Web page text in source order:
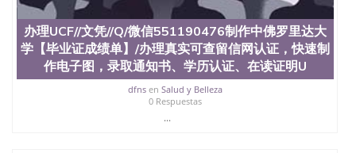
State University）圣何塞州立大学学历（San Jose
State University）圣 塞州立大学学历（San Jose
State University）圣何塞州立大学（San Jose State
University）圣何塞州立大学（San Jose State
University）圣何塞州立大学（San Jose State
University）圣何塞州立大学（San Jose State
University）圣何塞州立大学学位证（San Jose State
University）圣何塞州立大学学位证（San Jose State
办理UCF//文凭//Q/微信551190476制作中佛罗里达大
学【毕业证成绩单】/办理真实可查留信网认证，快速制
作电子图，录取通知书、学历认证、在读证明U
dfnsen Salud y Belleza
0 Respuestas
...